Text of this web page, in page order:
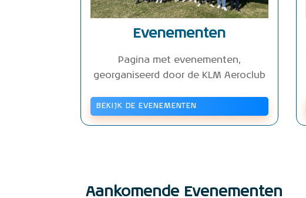
Evenementen
Pagina met evenementen,
georganiseerd door de KLM Aeroclub
BEKIJK DE EVENEMENTEN
Aankomende Evenementen